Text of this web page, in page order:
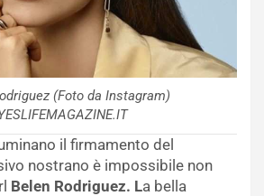
(Foto da Instagram)
il firmamento del
nostrano è impossibile non
Belen Rodriguez. La bella